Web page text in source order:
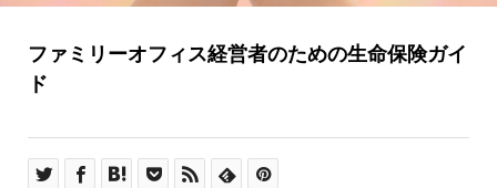
ファミリーオフィス経営者のための生命保険ガイ
ド